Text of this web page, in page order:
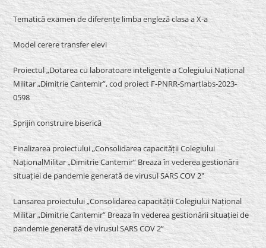
Tematică examen de diferențe limba engleză clasa a X-a
Model cerere transfer elevi
Proiectul „Dotarea cu laboratoare inteligente a Colegiului Național
Militar „Dimitrie Cantemir”, cod proiect F-PNRR-Smartlabs-2023-
0598
Sprijin construire biserică
Finalizarea proiectului „Consolidarea capacității Colegiului
NaționalMilitar „Dimitrie Cantemir” Breaza în vederea gestionării
situației de pandemie generată de virusul SARS COV 2″
Lansarea proiectului „Consolidarea capacității Colegiului Național
Militar „Dimitrie Cantemir” Breaza în vederea gestionării situației de
pandemie generată de virusul SARS COV 2”